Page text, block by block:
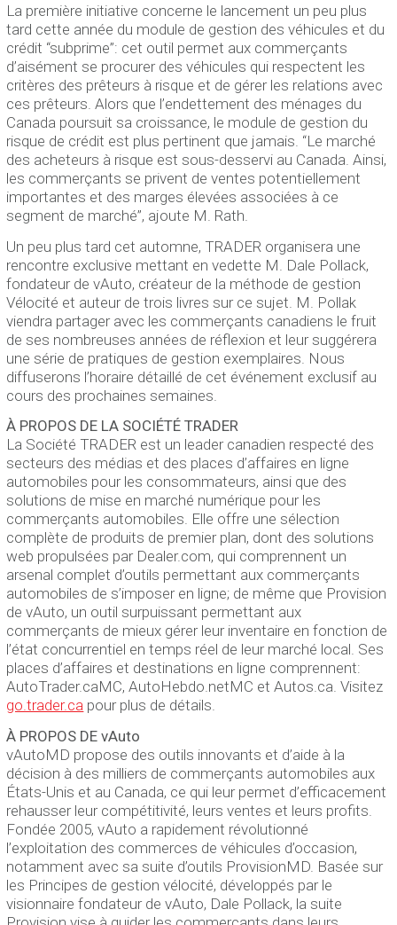
La première initiative concerne le lancement un peu plus
tard cette année du module de gestion des véhicules et du
crédit “subprime”: cet outil permet aux commerçants
d’aisément se procurer des véhicules qui respectent les
critères des prêteurs à risque et de gérer les relations avec
ces prêteurs. Alors que l’endettement des ménages du
Canada poursuit sa croissance, le module de gestion du
risque de crédit est plus pertinent que jamais. “Le marché
des acheteurs à risque est sous-desservi au Canada. Ainsi,
les commerçants se privent de ventes potentiellement
importantes et des marges élevées associées à ce
segment de marché”, ajoute M. Rath.
Un peu plus tard cet automne, TRADER organisera une
rencontre exclusive mettant en vedette M. Dale Pollack,
fondateur de vAuto, créateur de la méthode de gestion
Vélocité et auteur de trois livres sur ce sujet. M. Pollak
viendra partager avec les commerçants canadiens le fruit
de ses nombreuses années de réflexion et leur suggérera
une série de pratiques de gestion exemplaires. Nous
diffuserons l’horaire détaillé de cet événement exclusif au
cours des prochaines semaines.
À PROPOS DE LA SOCIÉTÉ TRADER
La Société TRADER est un leader canadien respecté des
secteurs des médias et des places d’affaires en ligne
automobiles pour les consommateurs, ainsi que des
solutions de mise en marché numérique pour les
commerçants automobiles. Elle offre une sélection
complète de produits de premier plan, dont des solutions
web propulsées par Dealer.com, qui comprennent un
arsenal complet d’outils permettant aux commerçants
automobiles de s’imposer en ligne; de même que Provision
de vAuto, un outil surpuissant permettant aux
commerçants de mieux gérer leur inventaire en fonction de
l’état concurrentiel en temps réel de leur marché local. Ses
places d’affaires et destinations en ligne comprennent:
AutoTrader.caMC, AutoHebdo.netMC et Autos.ca. Visitez
go.trader.ca pour plus de détails.
À PROPOS DE vAuto
vAutoMD propose des outils innovants et d’aide à la
décision à des milliers de commerçants automobiles aux
États-Unis et au Canada, ce qui leur permet d’efficacement
rehausser leur compétitivité, leurs ventes et leurs profits.
Fondée 2005, vAuto a rapidement révolutionné
l’exploitation des commerces de véhicules d’occasion,
notamment avec sa suite d’outils ProvisionMD. Basée sur
les Principes de gestion vélocité, développés par le
visionnaire fondateur de vAuto, Dale Pollack, la suite